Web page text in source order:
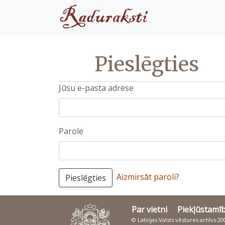
Pieslēgties
Jūsu e-pasta adrese
Parole
Pieslēgties Aizmirsāt paroli?
Par vietni
© Latvijas Valsts vēstures arhīvs